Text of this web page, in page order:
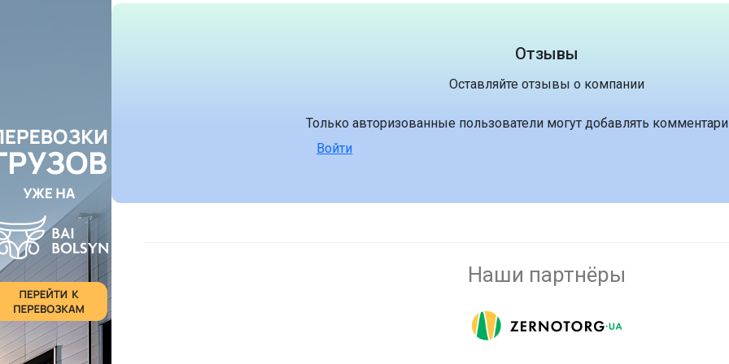
Отзывы
Оставляйте отзывы о компании
Только авторизованные пользователи могут добавлять
Войти
Наши партнёры